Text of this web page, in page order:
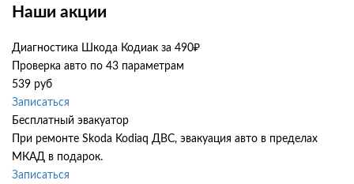
Наши акции
Диагностика Шкода Кодиак за 490₽
Проверка авто по 43 параметрам
539 руб
Записаться
Бесплатный эвакуатор
При ремонте Skoda Kodiaq ДВС, эвакуация авто в пределах
МКАД в подарок.
Записаться